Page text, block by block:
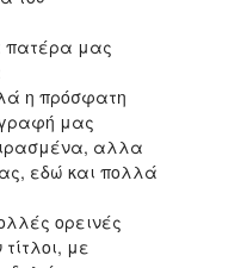
πατέρα μας
η πρόσφατη
μας
αλλα
εδώ και πολλά
ορεινές
με